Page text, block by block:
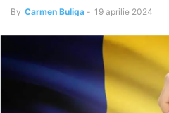
By Carmen Buliga - 19 aprilie 2024